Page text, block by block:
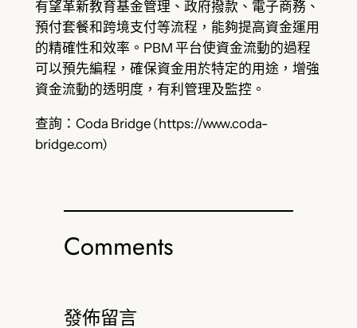
有望革新教育基金管理、政府撥款、電子商務、
預付套餐和跨境支付等流程，能夠提高資金運用
的精確性和效率。PBM 平台使資金流動的過程
可以預先編程，確保資金用於特定的用途，增強
資金流動的透明度，有利管理及監控。
查詢：Coda Bridge (https://www.coda-
bridge.com)
Comments
發佈留言